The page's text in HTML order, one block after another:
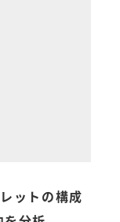
ットの構成